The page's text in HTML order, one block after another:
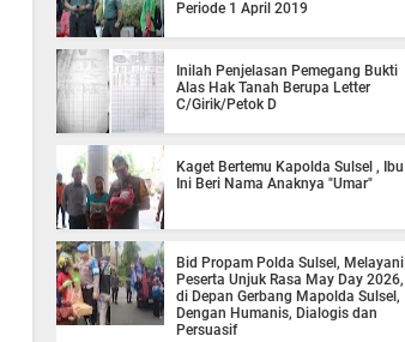
Periode 1 April 2019
Inilah Penjelasan Pemegang Bukti
Alas Hak Tanah Berupa Letter
C/Girik/Petok D
Kaget Bertemu Kapolda Sulsel , Ibu
Ini Beri Nama Anaknya "Umar"
Bid Propam Polda Sulsel, Melayani
Peserta Unjuk Rasa May Day 2026,
di Depan Gerbang Mapolda Sulsel,
Dengan Humanis, Dialogis dan
Persuasif